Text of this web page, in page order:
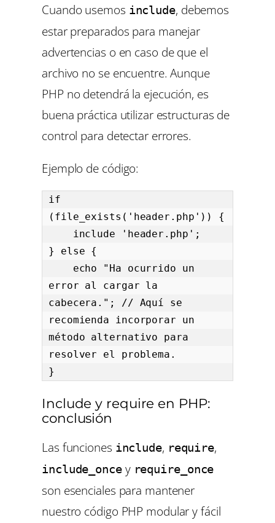
Cuando usemos include, debemos
estar preparados para manejar
advertencias o en caso de que el
archivo no se encuentre. Aunque
PHP no detendrá la ejecución, es
buena práctica utilizar estructuras de
control para detectar errores.
Ejemplo de código:
if
(file_exists('header.php')) {
} else {
error al cargar la
cabecera."; // Aquí se
recomienda incorporar un
método alternativo para
resolver el problema.
}
Include y require en PHP:
conclusión
Las funciones include, require,
include_oncey require_once
son esenciales para mantener
nuestro código PHP modular y fácil